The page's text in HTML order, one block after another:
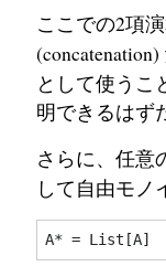
ここでの2項
として使うこ
明できるはず
さらに、任意
して自由モノ